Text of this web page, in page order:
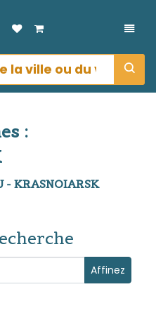
:
KRASNOIARSK
Affinez